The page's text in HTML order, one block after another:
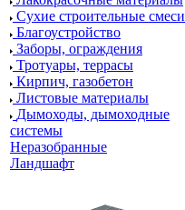
Сухие строительные смеси
Благоустройство
Заборы, ограждения
Тротуары, террасы
Кирпич, газобетон
Листовые материалы
Дымоходы, дымоходные
системы
Неразобранные
Ландшафт